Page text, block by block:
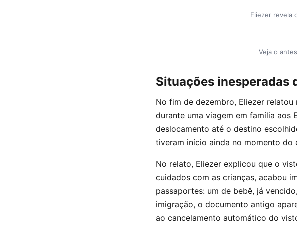
Eliezer revela
Veja o
Situações inesperadas
No fim de dezembro, Eliezer
durante uma viagem em família aos
deslocamento até o destino
tiveram início ainda no momento do
No relato, Eliezer explicou que o
cuidados com as crianças, acabou
passaportes: um de bebê, já
imigração, o documento antigo
ao cancelamento automático do